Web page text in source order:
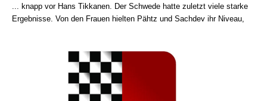
... knapp vor Hans Tikkanen. Der Schwede hatte zuletzt viele starke
Ergebnisse. Von den Frauen hielten Pähtz und Sachdev ihr Niveau,